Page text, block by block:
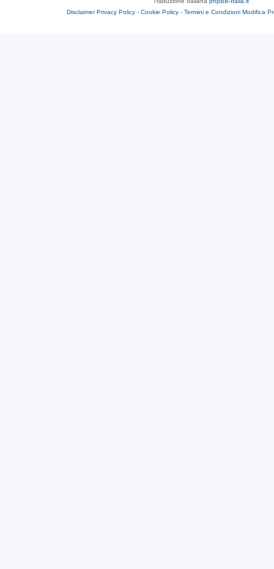
Disclaimer Privacy Policy - Cookie Policy - Termini e Condizioni Modifica